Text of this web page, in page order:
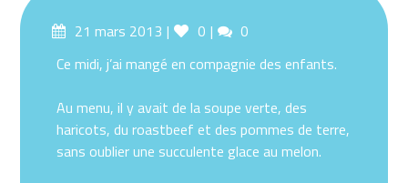
Posted21 mars 2013 Likes
0 Comments
0
Ce midi, j’ai mangé en compagnie des enfants.
Au menu, il y avait de la soupe verte, des
haricots, du roastbeef et des pommes de terre,
sans oublier une succulente glace au melon.